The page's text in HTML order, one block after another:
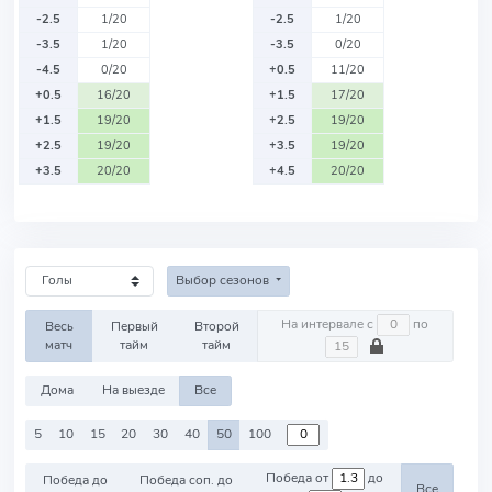
-2.5
1/20
-3.5
1/20
-4.5
0/20
+0.5
16/20
+1.5
19/20
+2.5
19/20
+3.5
20/20
-2.5
1/20
-3.5
0/20
+0.5
11/20
+1.5
17/20
+2.5
19/20
+3.5
19/20
+4.5
20/20
Выбор сезонов
Весь
матч
Первый
тайм
Второй
тайм
На интервале с по
Дома На выезде Все
5 10 15 20 30 40 50 100
Победа до
Победа соп. до
Победа от до